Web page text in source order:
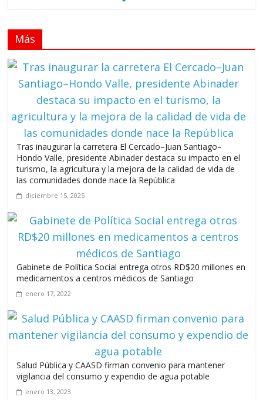
Llevar los Juegos XXV Juegos Centroamericanos
junio 15, 2026
A 67 años de la gesta de Constanza,
Maimón y Estero Hondo
junio 14, 2026
Leonel Fernández y la última oportunidad de los políticos de
agosto 3, 2026
Más
Tras inaugurar la carretera El Cercado–Juan Santiago–
Hondo Valle, presidente Abinader destaca su impacto en el
turismo, la agricultura y la mejora de la calidad de vida de
las comunidades donde nace la República
diciembre 15, 2025
Gabinete de Política Social entrega otros RD$20 millones en
medicamentos a centros médicos de Santiago
enero 17, 2022
Salud Pública y CAASD firman convenio para mantener
vigilancia del consumo y expendio de agua potable
enero 13, 2023